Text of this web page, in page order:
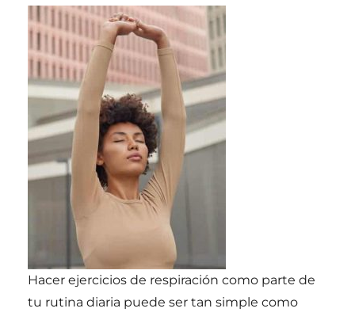
Hacer ejercicios de respiración como parte de
tu rutina diaria puede ser tan simple como